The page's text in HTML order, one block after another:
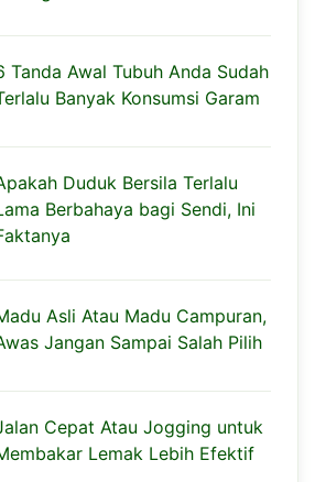
Tanda Awal Tubuh Anda Sudah
Banyak Konsumsi Garam
Duduk Bersila Terlalu
Berbahaya bagi Sendi, Ini
Asli Atau Madu Campuran,
Jangan Sampai Salah Pilih
Cepat Atau Jogging untuk
Lemak Lebih Efektif